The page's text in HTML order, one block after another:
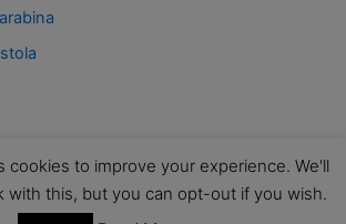
cookies to improve your experience. We'll
with this, but you can opt-out if you wish.